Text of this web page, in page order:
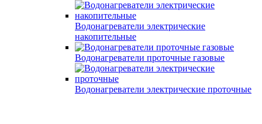
Водонагреватели электрические
накопительные
Водонагреватели проточные газовые
Водонагреватели электрические проточные